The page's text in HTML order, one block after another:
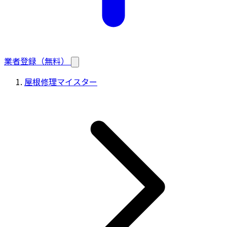
業者登録（無料）
屋根修理マイスター